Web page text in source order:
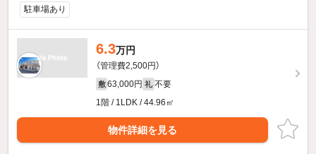
駐車場あり
6.3万円
（管理費2,500円）
敷 63,000円 礼 不要
1階 / 1LDK / 44.96㎡
物件詳細を見る